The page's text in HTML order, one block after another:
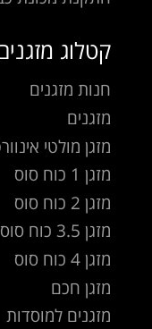
קטלוג
חנות מזגנים
מזגנים
מזגן מולטי
מזגן 1 כוח סוס
מזגן 2 כוח סוס
מזגן 3.5 כוח סוס
מזגן 4 כוח סוס
מזגן חכם
מזגנים למוסדות